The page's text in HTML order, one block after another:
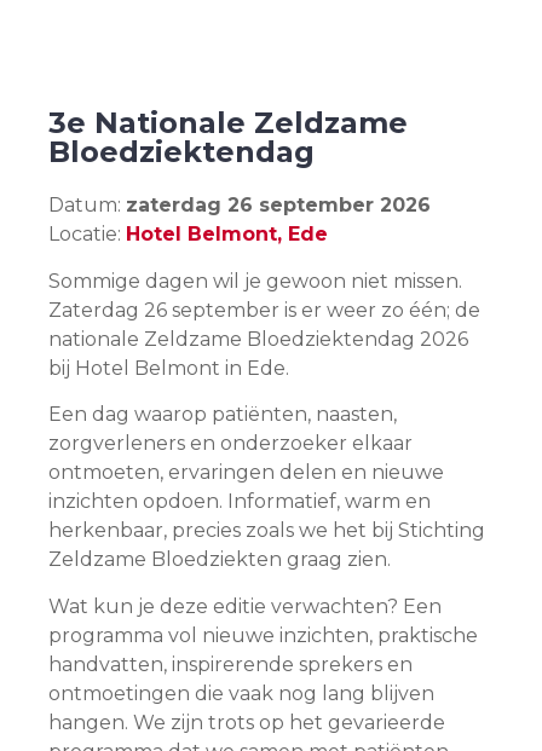
3e Nationale Zeldzame
Bloedziektendag
Datum: zaterdag 26 september 2026
Locatie: Hotel Belmont, Ede
Sommige dagen wil je gewoon niet missen.
Zaterdag 26 september is er weer zo één; de
nationale Zeldzame Bloedziektendag 2026
bij Hotel Belmont in Ede.
Een dag waarop patiënten, naasten,
zorgverleners en onderzoeker elkaar
ontmoeten, ervaringen delen en nieuwe
inzichten opdoen. Informatief, warm en
herkenbaar, precies zoals we het bij Stichting
Zeldzame Bloedziekten graag zien.
Wat kun je deze editie verwachten? Een
programma vol nieuwe inzichten, praktische
handvatten, inspirerende sprekers en
ontmoetingen die vaak nog lang blijven
hangen. We zijn trots op het gevarieerde